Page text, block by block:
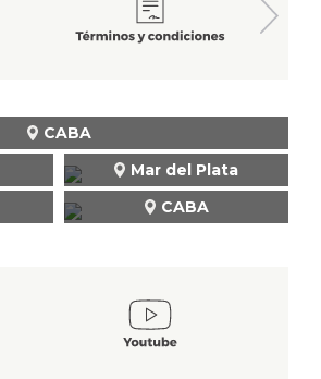
CABA
Mar del Plata
CABA